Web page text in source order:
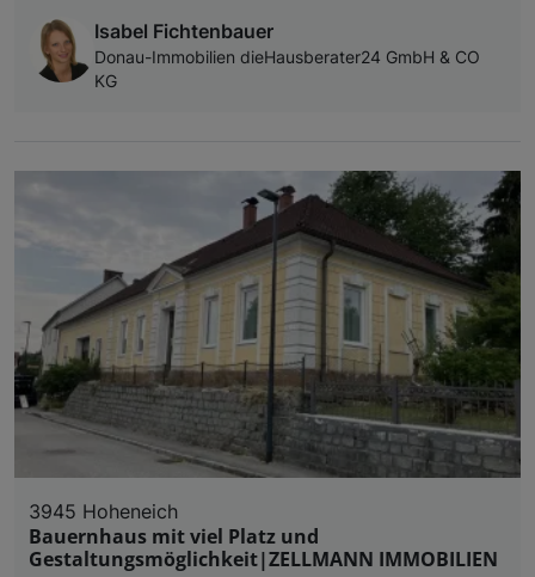
Isabel Fichtenbauer
Donau-Immobilien dieHausberater24 GmbH & CO
KG
3945 Hoheneich
Bauernhaus mit viel Platz und
Gestaltungsmöglichkeit|ZELLMANN IMMOBILIEN